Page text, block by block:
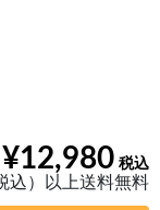
¥12,980
込）以上送料無料